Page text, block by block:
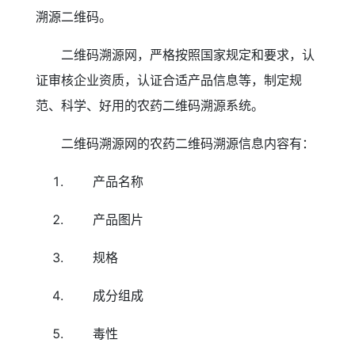
溯源二维码。
二维码溯源网，严格按照国家规定和要求，认
证审核企业资质，认证合适产品信息等，制定规
范、科学、好用的农药二维码溯源系统。
二维码溯源网的农药二维码溯源信息内容有：
产品名称
产品图片
规格
成分组成
毒性